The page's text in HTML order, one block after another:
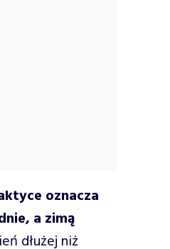
oznacza
a zimą
dłużej niż